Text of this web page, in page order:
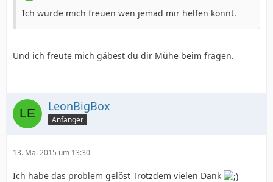
Ich würde mich freuen wen jemad mir helfen könnt.
Und ich freute mich gäbest du dir Mühe beim fragen.
LeonBigBox
Anfänger
13. Mai 2015 um 13:30
Ich habe das problem gelöst Trotzdem vielen Dank